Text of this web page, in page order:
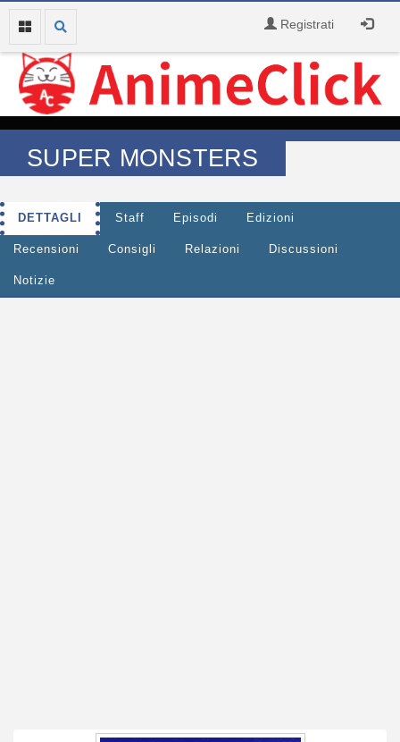
Registrati
SUPER MONSTERS
DETTAGLI Staff Episodi Edizioni
Recensioni Consigli Relazioni Discussioni
Notizie